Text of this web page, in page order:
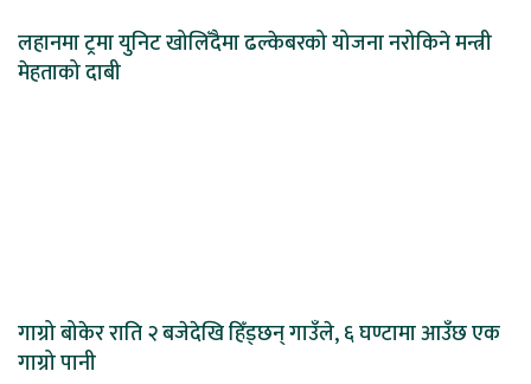
लहानमा ट्रमा युनिट खोलिँदैमा ढल्केबरको योजना नरोकिने मन्त्री
मेहताको दाबी
गाग्रो बोकेर राति २ बजेदेखि हिँड्छन् गाउँले, ६ घण्टामा आउँछ एक
गाग्रो पानी